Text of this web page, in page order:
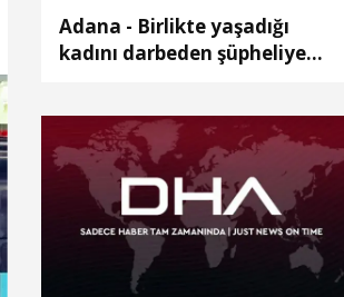
Adana - Birlikte yaşadığı
kadını darbeden şüpheliye
ortaya çıktı